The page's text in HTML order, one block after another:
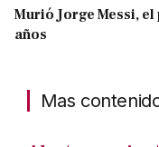
Murió Jorge Messi,
años
Mas